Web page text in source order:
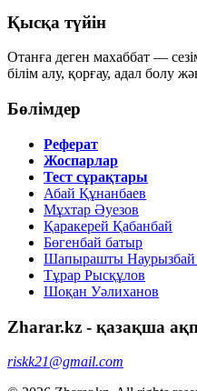
Қысқа түйін
Отанға деген махаббат —
білім алу, қорғау, адал болу
Бөлімдер
Реферат
Жоспарлар
Тест сұрақтары
Абай Құнанбаев
Мұхтар Әуезов
Қаракерей Қабанбай
Бөгенбай батыр
Шапырашты Наурызбай
Тұрар Рысқұлов
Шоқан Уәлиханов
Zharar.kz - қазақша
riskk21@gmail.com